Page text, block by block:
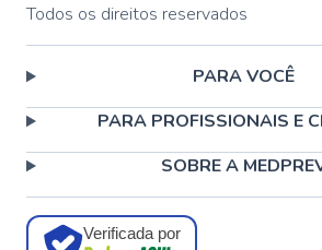
Todos os direitos reservados
PARA VOCÊ
PARA PROFISSIONAIS E
SOBRE A
Verificada por